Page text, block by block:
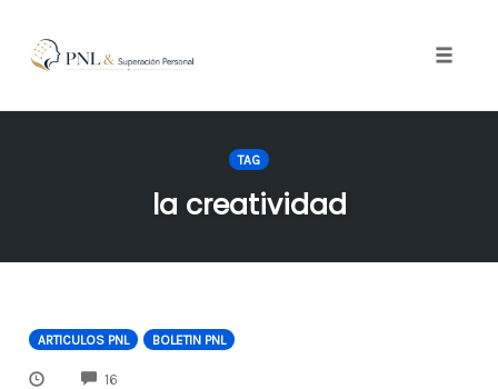
TAG
la creatividad
ARTICULOS PNL BOLETIN PNL
16